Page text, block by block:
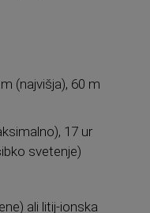
(najvišja), 60 m
17 ur
svetenje)
ali litij-ionska